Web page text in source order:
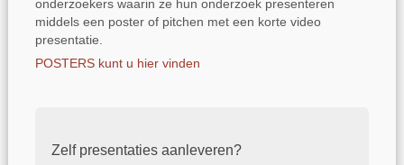
onderzoekers waarin ze hun onderzoek presenteren
middels een poster of pitchen met een korte video
presentatie.
POSTERS kunt u hier vinden
Zelf presentaties aanleveren?